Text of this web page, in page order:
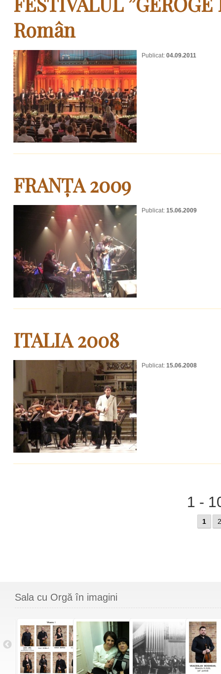
Român
Publicat: 04.09.2011
FRANȚA 2009
Publicat: 15.06.2009
ITALIA 2008
Publicat: 15.06.2008
1 -
1 2
Sala cu Orgă în imagini